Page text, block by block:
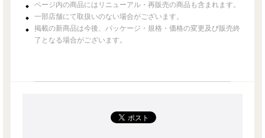
ページ内の商品にはリニューアル・再販売の商品も含まれます。
一部店舗にて取扱いのない場合がございます。
掲載の新商品は今後、パッケージ・規格・価格の変更及び販売終
了となる場合がございます。